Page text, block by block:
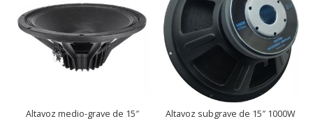
Altavoz medio-grave de 15″
Altavoz subgrave de 15″ 1000W